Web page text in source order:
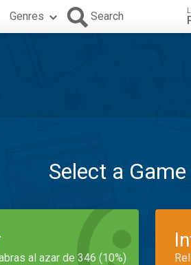
Genres Search
Select a
al azar de 346 (10%)